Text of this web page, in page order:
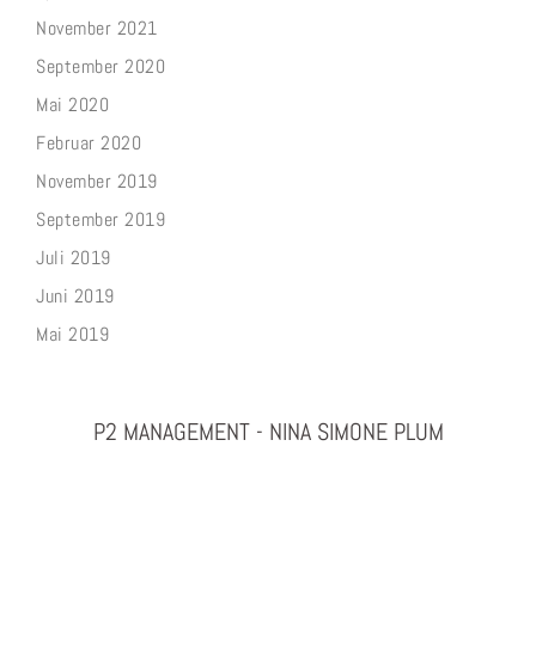
November 2021
September 2020
Mai 2020
Februar 2020
November 2019
September 2019
Juli 2019
Juni 2019
Mai 2019
P2 MANAGEMENT - NINA SIMONE PLUM